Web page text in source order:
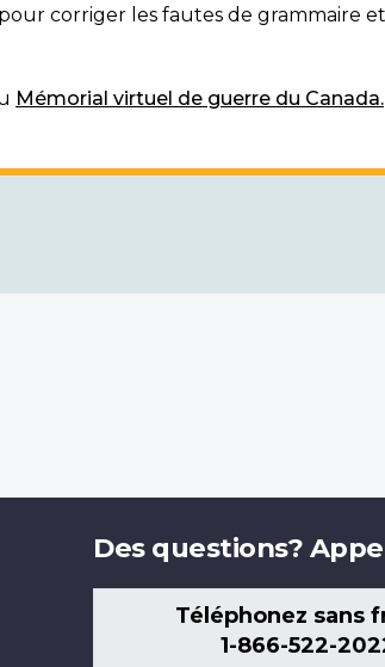
corriger les fautes de
Mémorial virtuel de guerre du Canada.
Des questions?
Téléphonez sans
1-866-522-